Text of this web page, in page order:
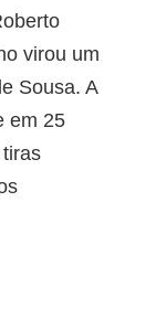
virou um
Sousa. A
em 25